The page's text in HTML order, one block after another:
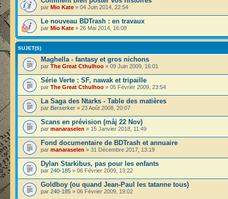
par Mio Kate » 04 Juin 2014, 22:54
Le nouveau BDTrash : en travaux
par Mio Kate » 26 Mai 2014, 16:08
SUJET(S)
Maghella - fantasy et gros nichons
par The Great Cthulhoo » 09 Juin 2009, 16:01
Série Verte : SF, nawak et tripaille
par The Great Cthulhoo » 05 Février 2009, 23:54
La Saga des Ntarks - Table des matières
par Berserker » 23 Août 2008, 20:07
Scans en prévision (màj 22 Nov)
par manaraselen » 15 Janvier 2018, 11:49
Fond documentaire de BDTrash et annuaire
par manaraselen » 31 Décembre 2017, 13:19
Dylan Starkibus, pas pour les enfants
par 240-185 » 06 Février 2009, 13:22
Goldboy (ou quand Jean-Paul les tatanne tous)
par 240-185 » 06 Février 2009, 19:02